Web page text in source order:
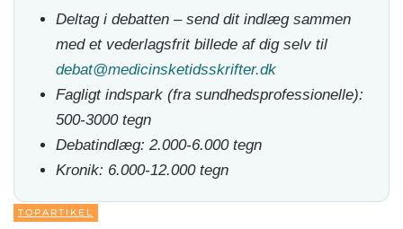
Deltag i debatten – send dit indlæg sammen
med et vederlagsfrit billede af dig selv til
debat@medicinsketidsskrifter.dk
Fagligt indspark (fra sundhedsprofessionelle):
500-3000 tegn
Debatindlæg: 2.000-6.000 tegn
Kronik: 6.000-12.000 tegn
TOPARTIKEL